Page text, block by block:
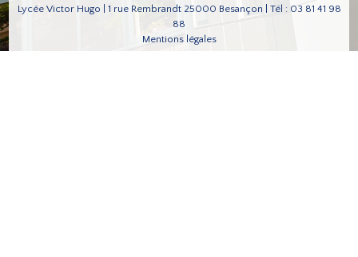
Lycée Victor Hugo | 1 rue Rembrandt 25000 Besançon | Tél : 03 81 41 98
88
Mentions légales